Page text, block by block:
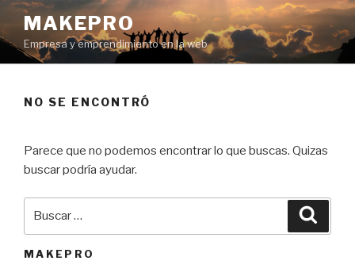
contenido
MAKEPRO
Empresa y emprendimiento en la web
NO SE ENCONTRÓ
Parece que no podemos encontrar lo que buscas. Quizas
buscar podría ayudar.
MAKEPRO